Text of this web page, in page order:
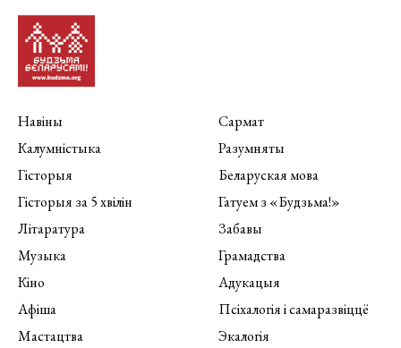
Навіны
Калумністыка
Гісторыя
Гісторыя за 5 хвілін
Літаратура
Музыка
Кіно
Афіша
Мастацтва
Сармат
Разумняты
Беларуская мова
Гатуем з «Будзьма!»
Забавы
Грамадства
Адукацыя
Псіхалогія і самаразвіццё
Экалогія